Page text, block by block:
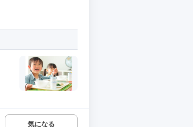
気になる